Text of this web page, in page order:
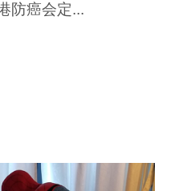
防癌会定...